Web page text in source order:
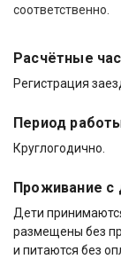
соответственно.
Расчётные
Регистрация
Период
Круглогодично.
Проживание с
Дети
размещены без
и питаются без